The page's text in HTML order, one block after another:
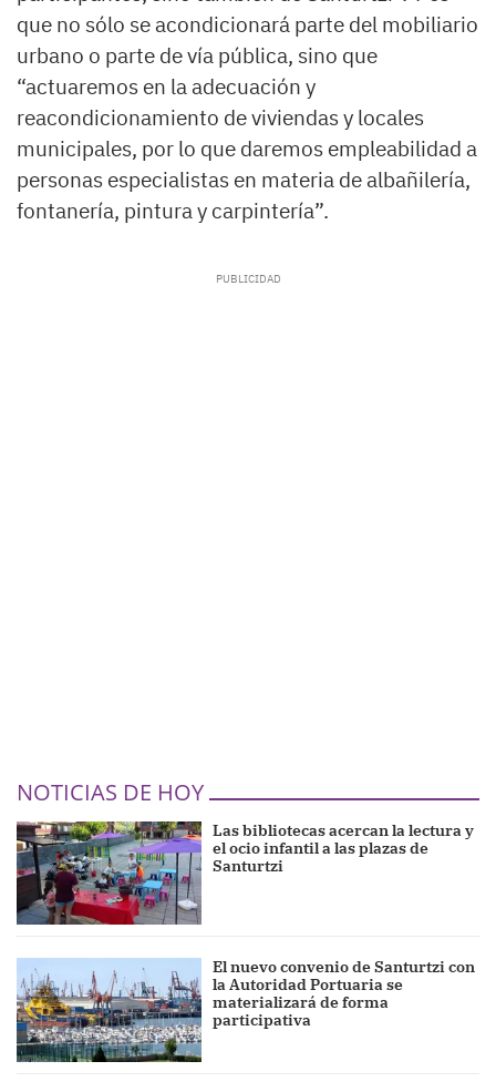
que no sólo se acondicionará parte del mobiliario
urbano o parte de vía pública, sino que
“actuaremos en la adecuación y
reacondicionamiento de viviendas y locales
municipales, por lo que daremos empleabilidad a
personas especialistas en materia de albañilería,
fontanería, pintura y carpintería”.
NOTICIAS DE HOY
Las bibliotecas acercan la lectura y
el ocio infantil a las plazas de
Santurtzi
El nuevo convenio de Santurtzi con
la Autoridad Portuaria se
materializará de forma
participativa